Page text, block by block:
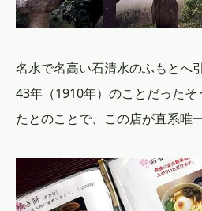
名水で名高い石清水のふもとへ
43年（1910年）のことだった
たとのことで、この店が直系唯